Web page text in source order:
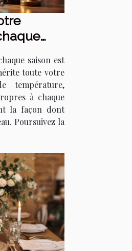
saison est
toute votre
température,
à chaque
la façon dont
Poursuivez la